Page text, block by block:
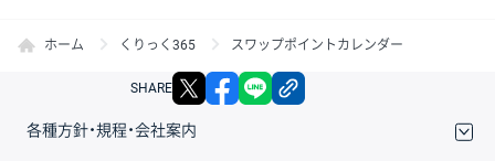
ホーム くりっく365 スワップポイントカレンダー
SHARE X facebook
各種方針・規程・会社案内